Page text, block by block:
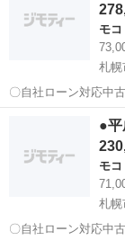
組めない方 ４、他社
モコ
札幌
〇自社ローン対応中古車販売〇 ☆どなた
☆ １、勤続年数
される主婦の方や派
組めない方 ４、他社
●平
モコ
札幌
〇自社ローン対応中古車販売〇 ☆どなた